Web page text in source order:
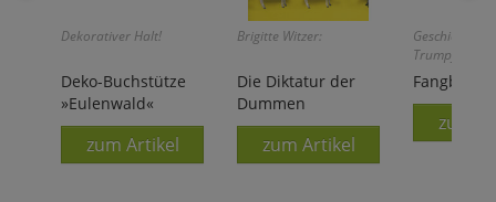
Dekorativer Halt!
Deko-Buchstütze
»Eulenwald«
zum Artikel
Brigitte Witzer:
Die Diktatur der
Dummen
zum Artikel
Trumpf!
zum